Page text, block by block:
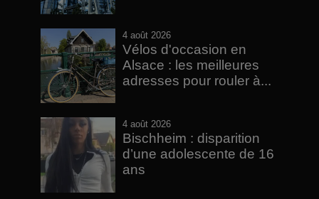
4 août 2026
Vélos d'occasion en
Alsace : les meilleures
adresses pour rouler à...
4 août 2026
Bischheim : disparition
d’une adolescente de 16
ans